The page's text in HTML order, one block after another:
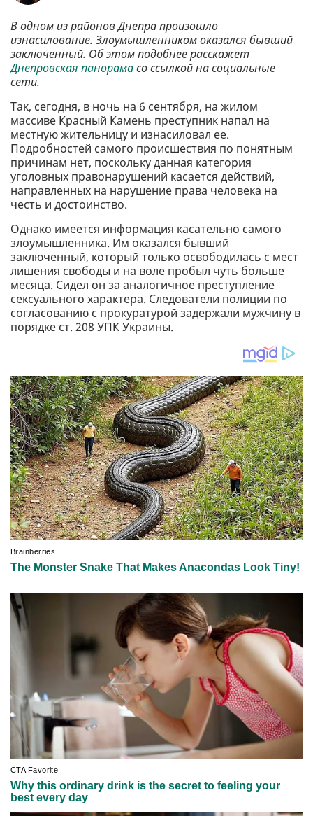
В одном из районов Днепра произошло
изнасилование. Злоумышленником оказался бывший
заключенный. Об этом подобнее расскажет
Днепровская панорамасо ссылкой на социальные
сети.
Так, сегодня, в ночь на 6 сентября, на жилом
массиве Красный Камень преступник напал на
местную жительницу и изнасиловал ее.
Подробностей самого происшествия по понятным
причинам нет, поскольку данная категория
уголовных правонарушений касается действий,
направленных на нарушение права человека на
честь и достоинство.
Однако имеется информация касательно самого
злоумышленника. Им оказался бывший
заключенный, который только освободилась с мест
лишения свободы и на воле пробыл чуть больше
месяца. Сидел он за аналогичное преступление
сексуального характера. Следователи полиции по
согласованию с прокуратурой задержали мужчину в
порядке ст. 208 УПК Украины.